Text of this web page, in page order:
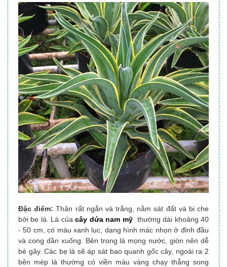
Đặc điểm: Thân rất ngắn và trắng, nằm sát đất và bị che
bởi bẹ lá. Lá củacây dứa nam mỹthường dài khoảng 40
- 50 cm, có màu xanh lục, dạng hình mác nhọn ở đỉnh đầu
và cong dần xuống. Bên trong lá mọng nước, giòn nên dễ
bẻ gãy. Các bẹ lá sẽ áp sát bao quanh gốc cây, ngoài ra 2
bên mép lá thường có viền màu vàng chạy thẳng song